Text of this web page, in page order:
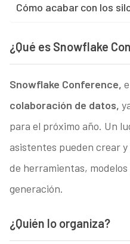
Cómo acabar con los
¿Qué es Snowflake
Snowflake Conference,
colaboración de datos,
para el próximo año. Un
asistentes pueden crear
de herramientas,
generación.
¿Quién lo organiza?